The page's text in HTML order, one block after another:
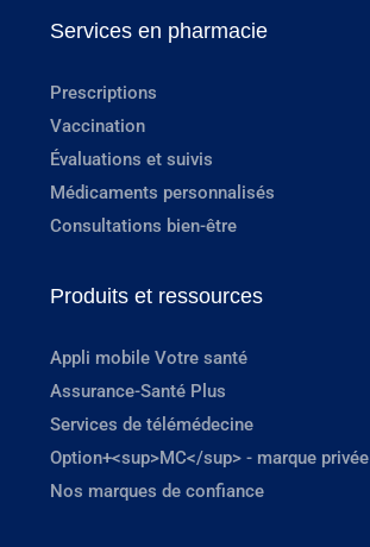
Services en pharmacie
Prescriptions
Vaccination
Évaluations et suivis
Médicaments personnalisés
Consultations bien-être
Produits et ressources
Appli mobile Votre santé
Assurance-Santé Plus
Services de télémédecine
Option+<sup>MC</sup> - marque privée
Nos marques de confiance